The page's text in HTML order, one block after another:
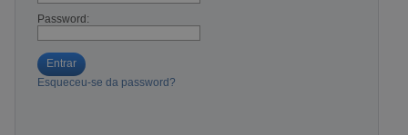
Password:
Entrar
Esqueceu-se da password?